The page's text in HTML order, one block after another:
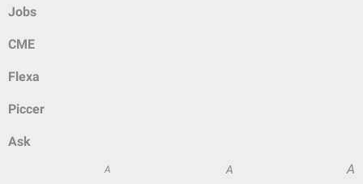
Jobs
CME
Flexa
Piccer
Ask
A A A